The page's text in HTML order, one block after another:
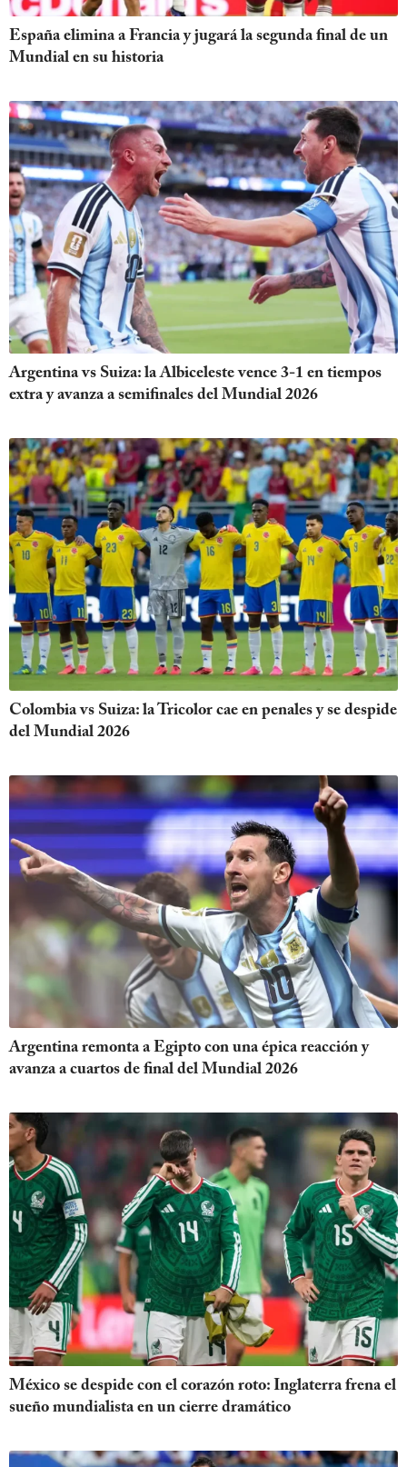
España elimina a Francia y jugará la segunda final de un
Mundial en su historia
Argentina vs Suiza: la Albiceleste vence 3-1 en tiempos
extra y avanza a semifinales del Mundial 2026
Colombia vs Suiza: la Tricolor cae en penales y se despide
del Mundial 2026
Argentina remonta a Egipto con una épica reacción y
avanza a cuartos de final del Mundial 2026
México se despide con el corazón roto: Inglaterra frena el
sueño mundialista en un cierre dramático